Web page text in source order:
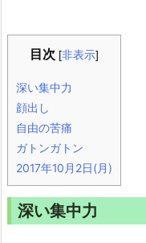
目次 [非表示]
深い集中力
顔出し
自由の苦痛
ガトンガトン
2017年10月2日(月)
深い集中力